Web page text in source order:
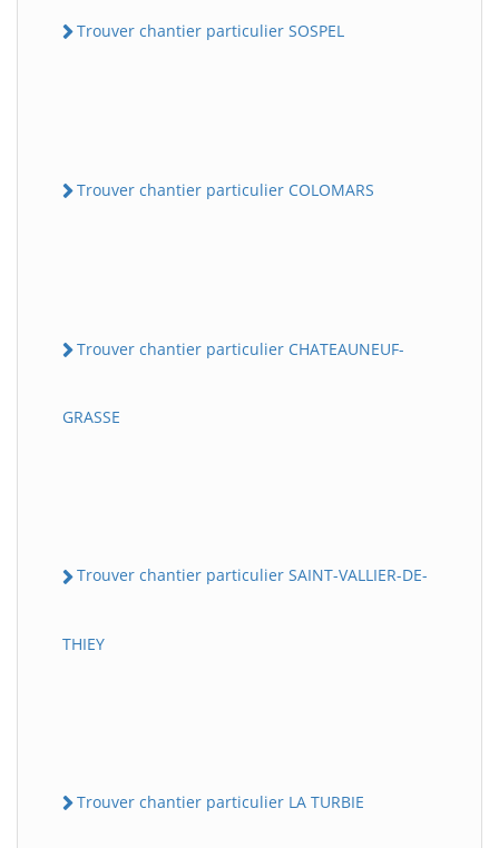
Trouver chantier particulier SOSPEL
Trouver chantier particulier COLOMARS
Trouver chantier particulier CHATEAUNEUF-
GRASSE
Trouver chantier particulier SAINT-VALLIER-DE-
THIEY
Trouver chantier particulier LA TURBIE